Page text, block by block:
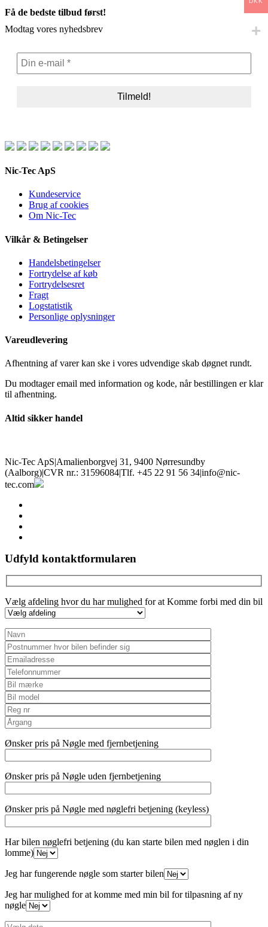
Få de bedste tilbud først!
Modtag vores nyhedsbrev
Nic-Tec ApS
Kundeservice
Brug af cookies
Om Nic-Tec
Vilkår & Betingelser
Handelsbetingelser
Fortrydelse af køb
Fortrydelsesret
Fragt
Logstatistik
Personlige oplysninger
Vareudlevering
Afhentning af varer kan ske i vores udvendige skab døgnet rundt.
Du modtager email med information og kode, når bestillingen er klar
til afhentning.
Altid sikker handel
Nic-Tec ApS|Amalienborgvej 31, 9400 Nørresundby
(Aalborg)|CVR nr.: 31596084|Tlf. +45 22 91 56 34|info@nic-
tec.com
Udfyld kontaktformularen
Vælg afdeling hvor du har mulighed for at Komme forbi med din bil
Ønsker pris på Nøgle med fjernbetjening
Ønsker pris på Nøgle uden fjernbetjening
Ønsker pris på Nøgle med nøglefri betjening (keyless)
Har bilen nøglefri betjening (du kan starte bilen med nøglen i din
lomme)
Jeg har fungerende nøgle som starter bilen
Jeg har mulighed for at komme med min bil for tilpasning af ny
nøgle